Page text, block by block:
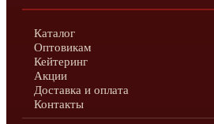
Каталог
Оптовикам
Кейтеринг
Акции
Доставка и оплата
Контакты